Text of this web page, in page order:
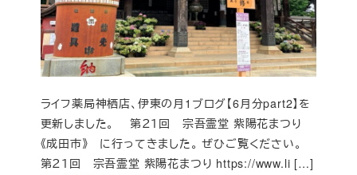
ライフ薬局神栖店、伊東の月1ブログ【6月分part2】を
更新しました。 第２１回 宗吾霊堂 紫陽花まつり
《成田市》 に行ってきました。 ぜひご覧ください。
第２１回 宗吾霊堂 紫陽花まつり https://www.li […]